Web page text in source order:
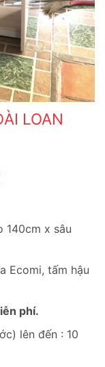
LOAN
140cm x sâu
Ecomi, tấm hậu
phí.
lên đến : 10